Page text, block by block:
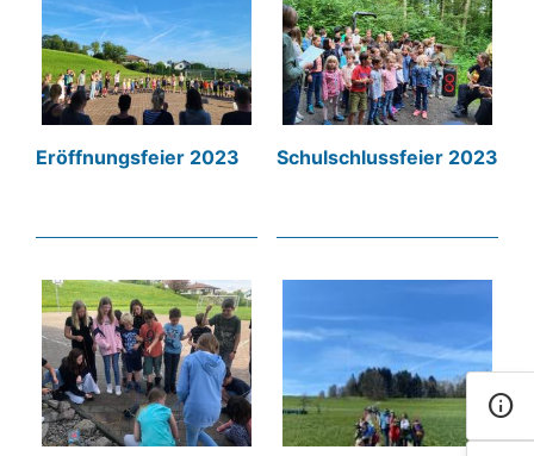
info
Eröffnungsfeier 2023 Schulschlussfeier 2023